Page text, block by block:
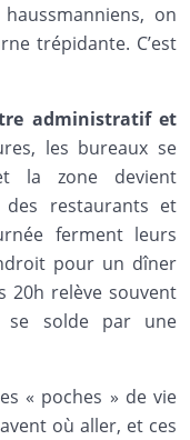
on
trépidante. C’est
administratif et
les bureaux se
la zone devient
des restaurants et
ferment leurs
pour un dîner
20h relève souvent
se solde par une
« poches » de vie
où aller, et ces